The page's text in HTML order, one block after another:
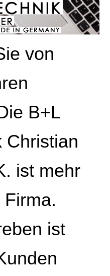
von
B+L
Christian
ist mehr
ist